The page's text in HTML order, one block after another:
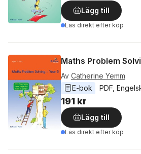
Lägg till
Läs direkt efter köp
Maths Problem
Av Catherine Yemm
E-bok
PDF
191 kr
Lägg till
Läs direkt efter köp